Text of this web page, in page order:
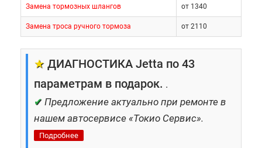
Замена тормозных шлангов от 1340
Замена троса ручного тормоза от 2110
★ ДИАГНОСТИКА Jetta по 43
параметрам в подарок. .
✔ Предложение актуально при ремонте в
нашем автосервисе «Токио Сервис».
Подробнее